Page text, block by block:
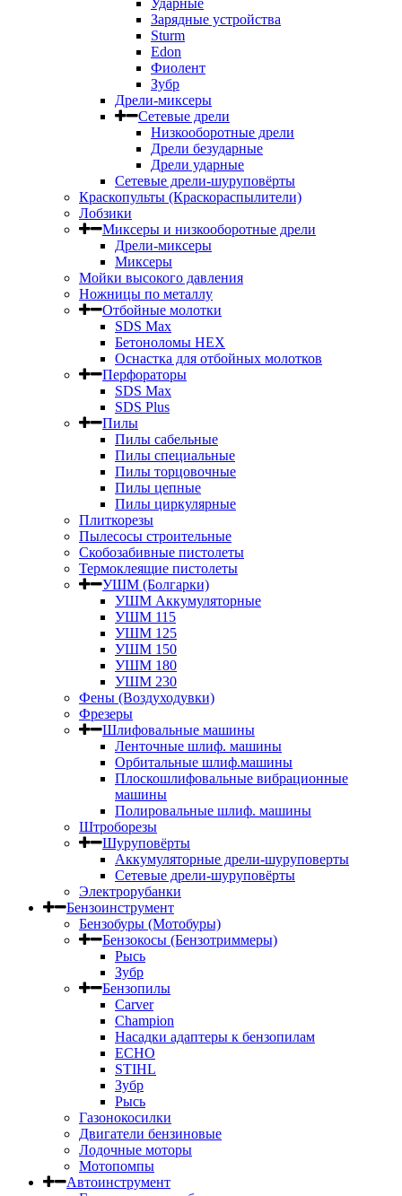
Ударные
Зарядные устройства
Sturm
Edon
Фиолент
Зубр
Дрели-миксеры
Сетевые дрели
Низкооборотные дрели
Дрели безударные
Дрели ударные
Сетевые дрели-шуруповёрты
Краскопульты (Краскораспылители)
Лобзики
Миксеры и низкооборотные дрели
Дрели-миксеры
Миксеры
Мойки высокого давления
Ножницы по металлу
Отбойные молотки
SDS Max
Бетоноломы HEX
Оснастка для отбойных молотков
Перфораторы
SDS Max
SDS Plus
Пилы
Пилы сабельные
Пилы специальные
Пилы торцовочные
Пилы цепные
Пилы циркулярные
Плиткорезы
Пылесосы строительные
Скобозабивные пистолеты
Термоклеящие пистолеты
УШМ (Болгарки)
УШМ Аккумуляторные
УШМ 115
УШМ 125
УШМ 150
УШМ 180
УШМ 230
Фены (Воздуходувки)
Фрезеры
Шлифовальные машины
Ленточные шлиф. машины
Орбитальные шлиф.машины
Плоскошлифовальные вибрационные
машины
Полировальные шлиф. машины
Штроборезы
Шуруповёрты
Аккумуляторные дрели-шуруповерты
Сетевые дрели-шуруповёрты
Электрорубанки
Бензоинструмент
Бензобуры (Мотобуры)
Бензокосы (Бензотриммеры)
Рысь
Зубр
Бензопилы
Carver
Champion
Насадки адаптеры к бензопилам
ECHO
STIHL
Зубр
Рысь
Газонокосилки
Двигатели бензиновые
Лодочные моторы
Мотопомпы
Автоинструмент